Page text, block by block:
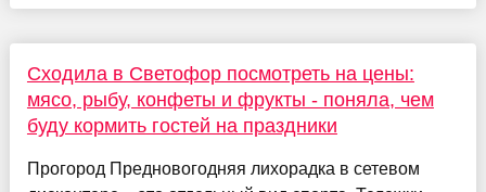
Сходила в Светофор посмотреть на цены:
мясо, рыбу, конфеты и фрукты - поняла, чем
буду кормить гостей на праздники
Прогород Предновогодняя лихорадка в сетевом